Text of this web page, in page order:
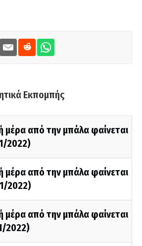
Εκπομπής
μέρα από την μπάλα φαίνεται
2022)
μέρα από την μπάλα φαίνεται
2022)
μέρα από την μπάλα φαίνεται
2022)